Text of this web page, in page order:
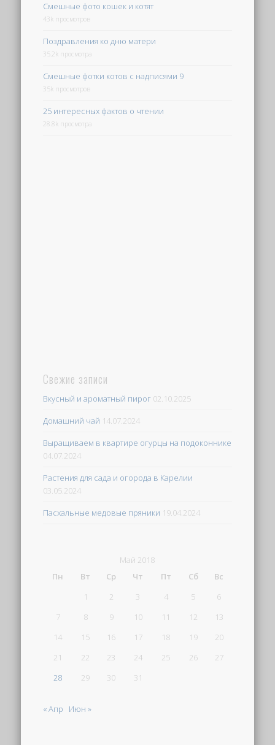
Смешные фото кошек и котят
43k просмотров
Поздравления ко дню матери
35.2k просмотра
Смешные фотки котов с надписями 9
35k просмотров
25 интересных фактов о чтении
28.8k просмотра
Свежие записи
Вкусный и ароматный пирог 02.10.2025
Домашний чай 14.07.2024
Выращиваем в квартире огурцы на подоконнике
04.07.2024
Растения для сада и огорода в Карелии
03.05.2024
Пасхальные медовые пряники 19.04.2024
Май 2018
Пн
Вт Ср Чт Пт Сб
Вс
1
2 3 4 5
6
7
8 9 10 11 12
13
14
15 16 17 18 19
20
21
22 23 24 25 26
27
28
29 30 31
« Апр Июн »